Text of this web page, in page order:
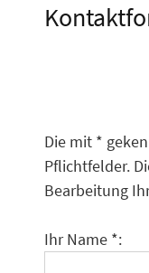
Die mit *
Pflichtfelder.
Bearbeitung
Ihr Name *: